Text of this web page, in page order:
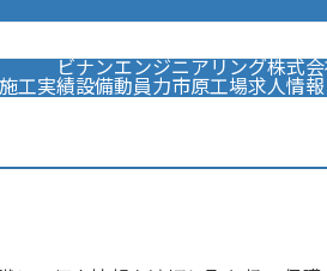
ビナンエンジニアリング株式会
施工実績設備動員力市原工場求人情報